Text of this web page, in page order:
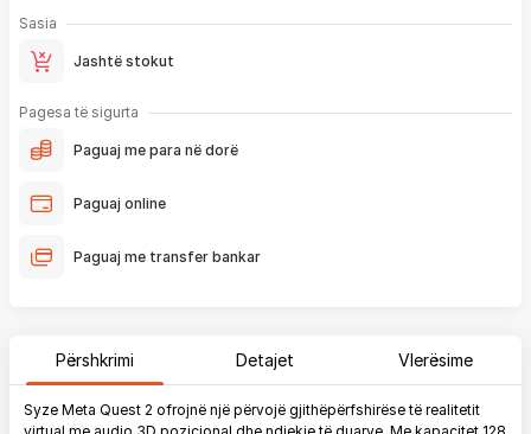
Sasia
Jashtë stokut
Pagesa të sigurta
Paguaj me para në dorë
Paguaj online
Paguaj me transfer bankar
Përshkrimi Detajet Vlerësime
Syze Meta Quest 2 ofrojnë një përvojë gjithëpërfshirëse të realitetit